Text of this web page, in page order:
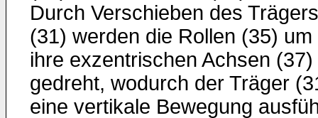
Durch Verschieben des Trägers
(31) werden die Rollen (35) um
ihre exzentrischen Achsen (37)
gedreht, wodurch der Träger
eine vertikale Bewegung